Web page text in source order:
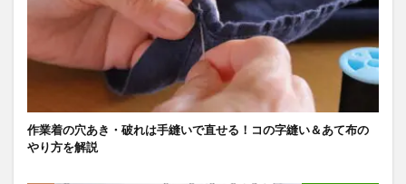
作業着の穴あき・破れは手縫いで直せる！コの字縫い＆あて布の
やり方を解説